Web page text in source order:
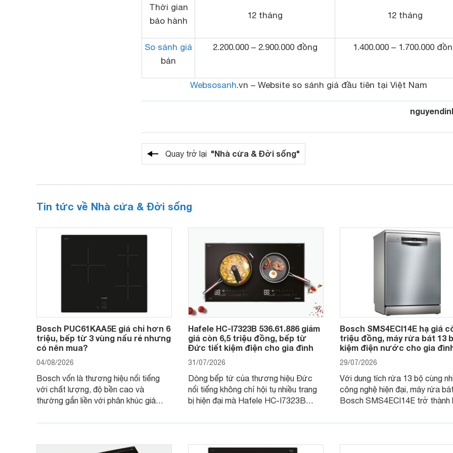
Thời gian
bảo hành
12 tháng 12 tháng
So sánh giá
bán
2.200.000 – 2.900.000 đồng 1.400.000 – 1.700.000
Websosanh.vn – Website so sánh giá đầu tiên tại Việt Nam
Quay trở lại "Nhà cửa & Đời sống"
Tin tức về Nhà cửa & Đời sống
Bosch PUC61KAA5E giá chỉ hơn 6
triệu, bếp từ 3 vùng nấu rẻ nhưng
có nên mua?
04/08/2026
Bosch vốn là thương hiệu nổi tiếng
với chất lượng, độ bền cao và
thường gắn liền với phân khúc giá
đơn vị phân phối với mức giá khá dễ
Hafele HC-I7323B 536.61.886 giảm
giá còn 6,5 triệu đồng, bếp từ
Đức tiết kiệm điện cho gia đình
31/07/2026
Dòng bếp từ của thương hiệu Đức
nổi tiếng không chỉ hội tụ nhiều trang
bị hiện đại mà Hafele HC-I7323B
gia đình.
Bosch SMS4ECI14E hạ giá
triệu đồng, máy rửa bát 13
kiệm điện nước cho gia
29/07/2026
Với dung tích rửa 13 bộ cùng
công nghệ hiện đại, máy rửa bát
Bosch SMS4ECI14E trở thành